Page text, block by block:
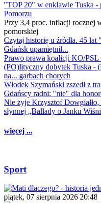
"TOP 20" w enklawie Tuska
Pomorzu
Przy 3,4 proc. inflacji rocznej
pomorskiej
Czytaj historię u źródła. 45
Gdańsk upamiętnił...
Prawo prawa koalicji KO/PSL
(PO)lityczny dobytek Tuska -
na... garbach chorych
Włodek Szymański zszedł z
Gdańscy radni: "nie" dla
Nie żyje Krzysztof
słynnej „Ballady o Janku
więcej ...
Sport
piątek, 07 sierpnia 2026 20:48